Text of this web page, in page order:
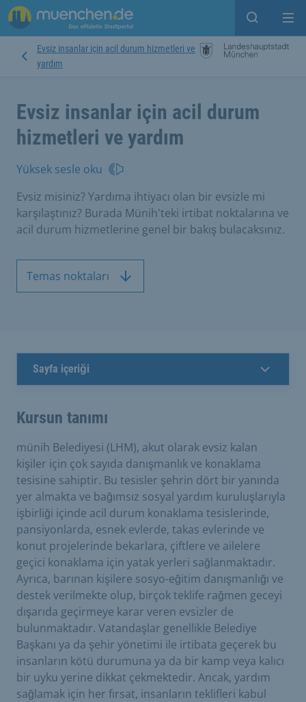
Open
Evsiz insanlar için acil durum hizmetleri ve
yardım
Evsiz insanlar için acil durum
hizmetleri ve yardım
Yüksek sesle oku
Evsiz misiniz? Yardıma ihtiyacı olan bir evsizle mi
karşılaştınız? Burada Münih'teki irtibat noktalarına ve
acil durum hizmetlerine genel bir bakış bulacaksınız.
Temas noktaları
Sayfa içeriği
Kursun tanımı
münih Belediyesi (LHM), akut olarak evsiz kalan
kişiler için çok sayıda danışmanlık ve konaklama
tesisine sahiptir. Bu tesisler şehrin dört bir yanında
yer almakta ve bağımsız sosyal yardım kuruluşlarıyla
işbirliği içinde acil durum konaklama tesislerinde,
pansiyonlarda, esnek evlerde, takas evlerinde ve
konut projelerinde bekarlara, çiftlere ve ailelere
geçici konaklama için yatak yerleri sağlanmaktadır.
Ayrıca, barınan kişilere sosyo-eğitim danışmanlığı ve
destek verilmekte olup, birçok teklife rağmen geceyi
dışarıda geçirmeye karar veren evsizler de
bulunmaktadır. Vatandaşlar genellikle Belediye
Başkanı ya da şehir yönetimi ile irtibata geçerek bu
insanların kötü durumuna ya da bir kamp veya kalıcı
bir uyku yerine dikkat çekmektedir. Ancak, yardım
sağlamak için her fırsat, insanların teklifleri kabul